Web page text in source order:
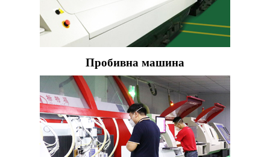
Пробивна машина